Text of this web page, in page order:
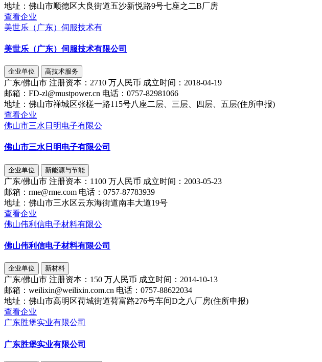
地址： 佛山市顺德区大良街道五沙新悦路9号七座之二B厂房
查看企业
美世乐（广东）伺服技术有
美世乐（广东）伺服技术有限公司
企业单位 高技术服务
广东/佛山市 注册资本： 2710 万人民币 成立时间： 2018-04-19
邮箱： FD-zl@mustpower.cn 电话： 0757-82981066
地址： 佛山市禅城区张槎一路115号八座二层、三层、四层、五层(住所申报)
查看企业
佛山市三水日明电子有限公
佛山市三水日明电子有限公司
企业单位 新能源与节能
广东/佛山市 注册资本： 1100 万人民币 成立时间： 2003-05-23
邮箱： rme@rme.com 电话： 0757-87783939
地址： 佛山市三水区云东海街道南丰大道19号
查看企业
佛山伟利信电子材料有限公
佛山伟利信电子材料有限公司
企业单位 新材料
广东/佛山市 注册资本： 150 万人民币 成立时间： 2014-10-13
邮箱： weilixin@weilixin.com.cn 电话： 0757-88622034
地址： 佛山市高明区荷城街道荷富路276号车间D之八厂房(住所申报)
查看企业
广东胜堡实业有限公司
广东胜堡实业有限公司